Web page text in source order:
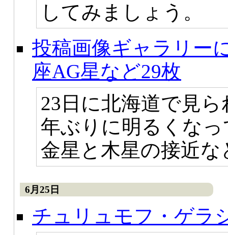
してみましょう。
投稿画像ギャラリー
座AG星など29枚
23日に北海道で見
年ぶりに明るくな
金星と木星の接近
6月25日
チュリュモフ・ゲラ